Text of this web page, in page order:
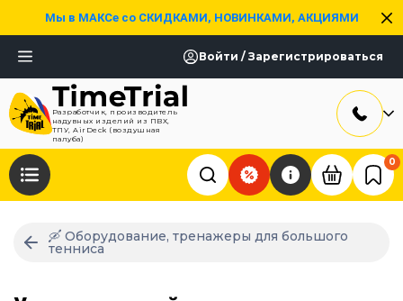
Мы в МАКСе со СКИДКАМИ, НОВИНКАМИ, АКЦИЯМИ
Войти / Зарегистрироваться
Разработчик, производитель
надувных изделий из ПВХ,
ТПУ, AirDeck (воздушная
палуба)
0
🛶 Оборудование, тренажеры для большого
тенниса